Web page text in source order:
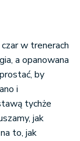
w trenerach
a opanowana
by
i
tychże
jak
to, jak